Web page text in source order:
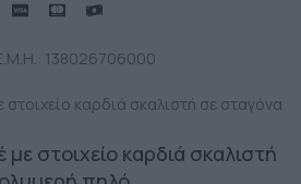
138026706000
στοιχείο καρδιά σκαλιστή